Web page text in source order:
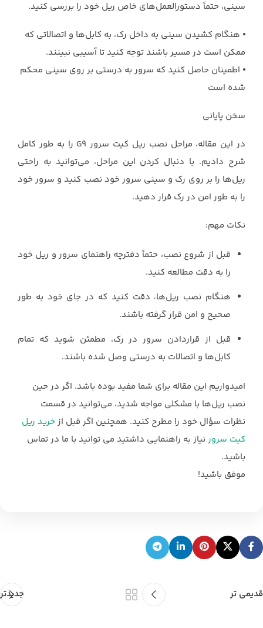
سینی، حتماً دستورالعمل‌های خاص ریل خود را بررسی کنید.
⦁ هنگام کشیدن سینی به داخل رک، به کابل‌ها و اتصالاتی که
ممکن است در مسیر باشند توجه کنید تا آسیبی نبینند.
⦁ اطمینان حاصل کنید که سرور به درستی بر روی سینی محکم
شده است
سخن پایانی
در این مقاله، مراحل نصب ریل کیت سرور G9 را به طور کامل
شرح دادیم. با دنبال کردن این مراحل، می‌توانید به راحتی
ریل‌ها را بر روی رک و سینی سرور خود نصب کنید و سرور خود
را به طور امن در رک قرار دهید.
نکات مهم:
قبل از شروع نصب، حتماً دفترچه راهنمای سرور و ریل خود
را به دقت مطالعه کنید.
هنگام نصب ریل‌ها، دقت کنید که در جای خود به طور
صحیح و امن قرار گرفته باشند.
قبل از قراردادن سرور در رک، مطمئن شوید که تمام
کابل‌ها و اتصالات به درستی وصل شده باشند.
امیدواریم این مقاله برای شما مفید بوده باشد. اگر در حین
نصب ریل‌ها با مشکلی مواجه شدید، می‌توانید در قسمت
نظرات سؤال خود را مطرح کنید. همچنین اگر قبل از خرید ریل
کیت سرورنیاز به راهنمایی داشتید می توانید با ما در تماس
باشید.
موفق باشید!
جدیدتر قدیمی تر